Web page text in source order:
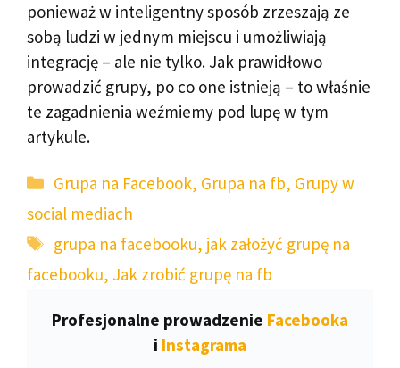
ponieważ w inteligentny sposób zrzeszają ze
sobą ludzi w jednym miejscu i umożliwiają
integrację – ale nie tylko. Jak prawidłowo
prowadzić grupy, po co one istnieją – to właśnie
te zagadnienia weźmiemy pod lupę w tym
artykule.
Kategorie
Grupa na Facebook, Grupa na fb, Grupy w
social mediach
Tagi
grupa na facebooku, jak założyć grupę na
facebooku, Jak zrobić grupę na fb
Profesjonalne prowadzenie Facebooka
i Instagrama